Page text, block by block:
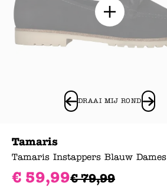
DRAAI MIJ ROND
Tamaris
Tamaris Instappers Blauw Dames
€ 59,99€ 79,99